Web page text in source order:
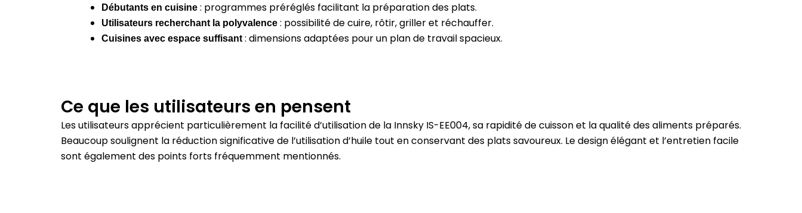
Débutants en cuisine : programmes préréglés facilitant la préparation des plats.
Utilisateurs recherchant la polyvalence : possibilité de cuire, rôtir, griller et réchauffer.
Cuisines avec espace suffisant: dimensions adaptées pour un plan de travail spacieux.
Ce que les utilisateurs en pensent
Les utilisateurs apprécient particulièrement la facilité d’utilisation de la Innsky IS-EE004, sa rapidité de cuisson et la qualité des aliments préparés.
Beaucoup soulignent la réduction significative de l’utilisation d’huile tout en conservant des plats savoureux. Le design élégant et l’entretien facile
sont également des points forts fréquemment mentionnés.